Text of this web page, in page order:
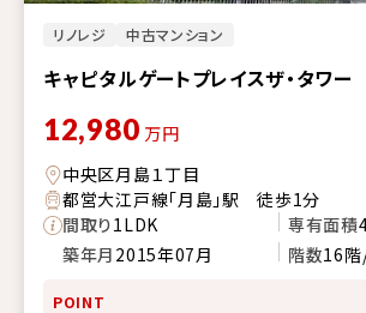
リノレジ 中古マンション
キャピタルゲートプレイスザ・タワー
12,980 万円
中央区月島１丁目
都営大江戸線「月島」駅 徒歩1分
間取り1LDK 専有面積
築年月 2015年07月 階数16階
POINT